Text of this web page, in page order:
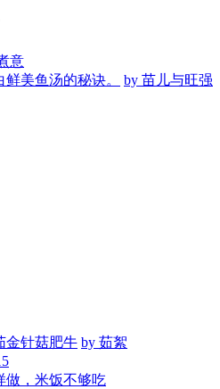
意
美鱼汤的秘诀。
by 苗儿与旺强
金针菇肥牛 by 茹絮
做，米饭不够吃